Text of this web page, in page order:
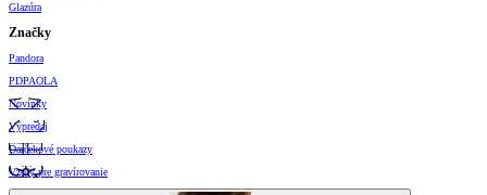
Glazúra
Značky
Pandora
PDPAOLA
Novinky
Výpredaj
Darčekové poukazy
Vzory pre gravírovanie